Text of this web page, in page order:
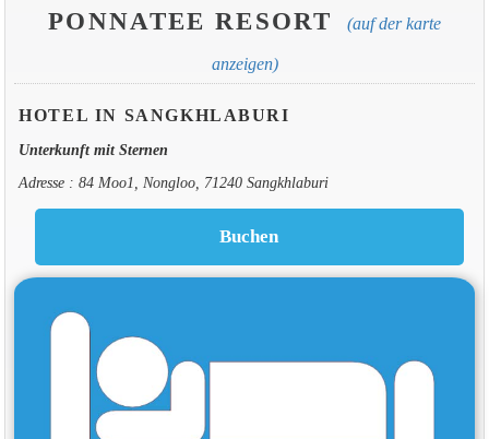
PONNATEE RESORT (auf der karte
anzeigen)
HOTEL IN SANGKHLABURI
Unterkunft mit Sternen
Adresse : 84 Moo1, Nongloo, 71240 Sangkhlaburi